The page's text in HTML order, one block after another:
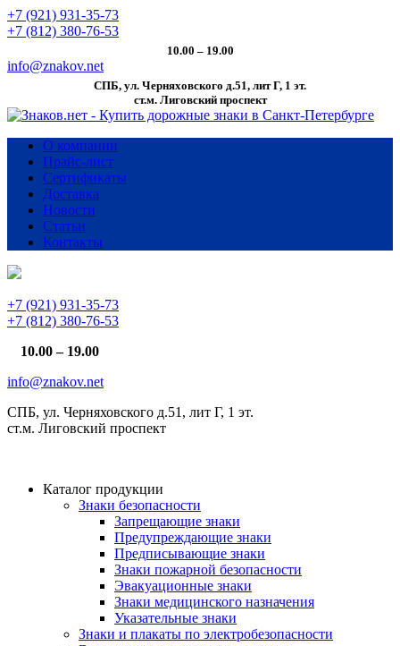
+7 (921) 931-35-73
+7 (812) 380-76-53
10.00 – 19.00
info@znakov.net
СПБ, ул. Черняховского д.51, лит Г, 1 эт.
cт.м. Лиговский проспект
О компании
Прайс-лист
Сертификаты
Доставка
Новости
Статьи
Контакты
+7 (921) 931-35-73
+7 (812) 380-76-53
10.00 – 19.00
info@znakov.net
СПБ, ул. Черняховского д.51, лит Г, 1 эт.
cт.м. Лиговский проспект
Каталог продукции
Знаки безопасности
Запрещающие знаки
Предупреждающие знаки
Предписывающие знаки
Знаки пожарной безопасности
Эвакуационные знаки
Знаки медицинского назначения
Указательные знаки
Знаки и плакаты по электробезопасности